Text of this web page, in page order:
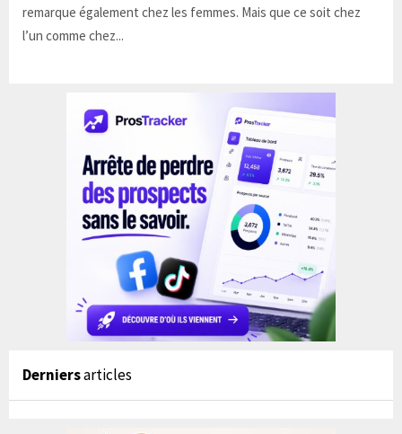
remarque également chez les femmes. Mais que ce soit chez
l’un comme chez...
Derniersarticles